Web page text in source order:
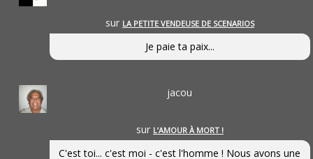
sur LA PETITE VENDEUSE DE SCENARIOS
Je paie ta paix...
jacou
sur L’AMOUR À MORT !
C'est toi... c'est moi - c'est l'homme ! Nous avons une